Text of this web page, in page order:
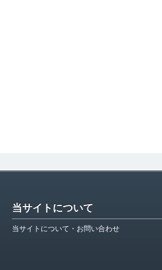
当サイトについて
当サイトについて・お問い合わせ